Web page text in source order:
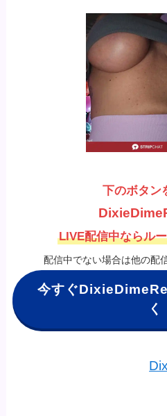
下のボタン
LIVE配信中ならル
配信中でない場合は他の配
今すぐ
く